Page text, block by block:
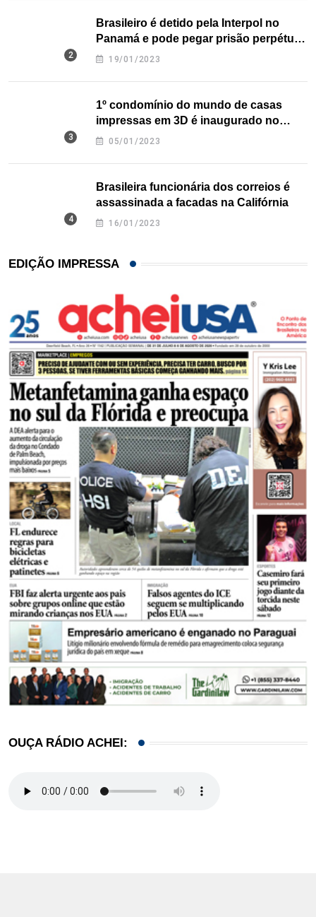
Brasileiro é detido pela Interpol no
Panamá e pode pegar prisão perpétua
nos EUA
19/01/2023
1º condomínio do mundo de casas
impressas em 3D é inaugurado no
Texas
05/01/2023
Brasileira funcionária dos correios é
assassinada a facadas na Califórnia
16/01/2023
EDIÇÃO IMPRESSA
OUÇA RÁDIO ACHEI: